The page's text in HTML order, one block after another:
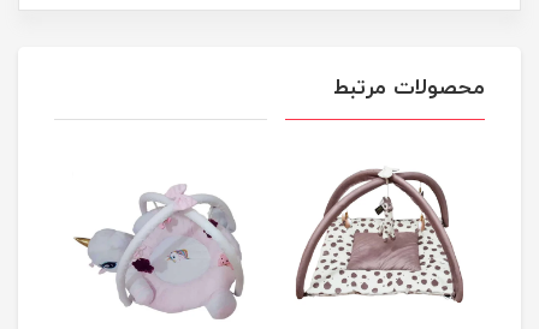
محصولات مرتبط